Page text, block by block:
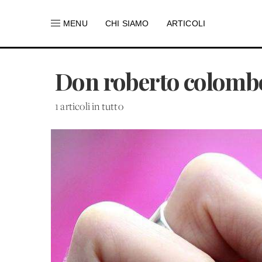
MENU CHI SIAMO ARTICOLI
Don roberto
1 articoli in tutto